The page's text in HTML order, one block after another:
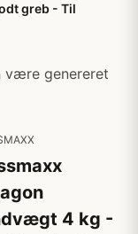
greb - Til
være genereret
4 kg -